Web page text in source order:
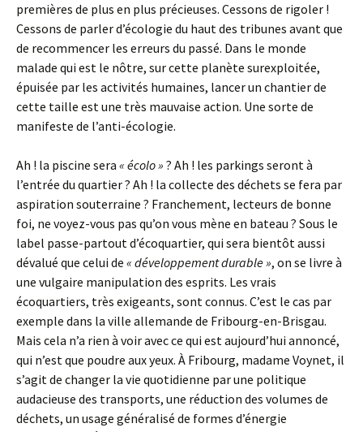
premières de plus en plus précieuses. Cessons de rigoler !
Cessons de parler d’écologie du haut des tribunes avant que
de recommencer les erreurs du passé. Dans le monde
malade qui est le nôtre, sur cette planète surexploitée,
épuisée par les activités humaines, lancer un chantier de
cette taille est une très mauvaise action. Une sorte de
manifeste de l’anti-écologie.
Ah ! la piscine sera « écolo » ? Ah ! les parkings seront à
l’entrée du quartier ? Ah ! la collecte des déchets se fera par
aspiration souterraine ? Franchement, lecteurs de bonne
foi, ne voyez-vous pas qu’on vous mène en bateau ? Sous le
label passe-partout d’écoquartier, qui sera bientôt aussi
dévalué que celui de « développement durable », on se livre à
une vulgaire manipulation des esprits. Les vrais
écoquartiers, très exigeants, sont connus. C’est le cas par
exemple dans la ville allemande de Fribourg-en-Brisgau.
Mais cela n’a rien à voir avec ce qui est aujourd’hui annoncé,
qui n’est que poudre aux yeux. À Fribourg, madame Voynet, il
s’agit de changer la vie quotidienne par une politique
audacieuse des transports, une réduction des volumes de
déchets, un usage généralisé de formes d’énergie